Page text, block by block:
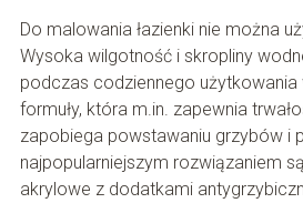
Do malowania łazienki nie można
Wysoka wilgotność i skropliny
podczas codziennego
formuły, która m.in. zapewnia
zapobiega powstawaniu grzybów i
najpopularniejszym rozwiązaniem
akrylowe z dodatkami